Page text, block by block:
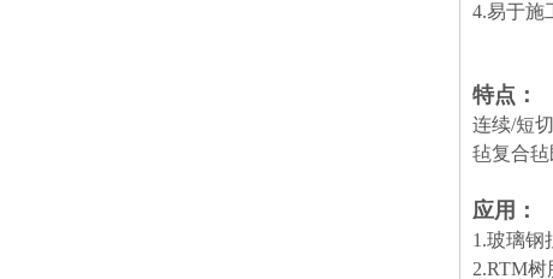
4.易于施
特点：
连续/短
毡复合毡
应用：
1.玻璃钢
2.RTM树